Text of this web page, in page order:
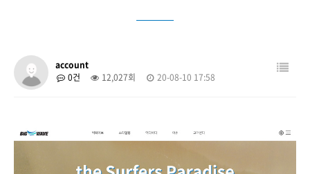
account
0건
12,027회 20-08-10 17:58